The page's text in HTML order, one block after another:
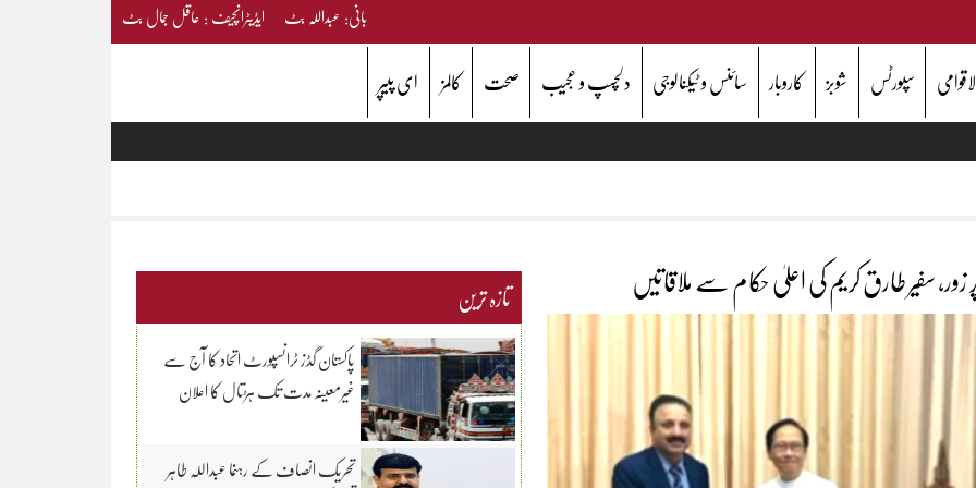
بانی: عبداللہ بٹ ایڈیٹرانچیف : عاقل جمال بٹ
سپورٹس شوبز کاروبار سائنس و ٹیکنالوجی دلچسپ و عجیب صحت کالمز ای پیپر
سفیر طارق کریم کی اعلیٰ حکام سے ملاقاتیں تازہ ترین
پاکستان گڈز ٹرانسپورٹ اتحاد کا آج سے
غیرمعینہ مدت تک ہڑتال کا اعلان
تحریک انصاف کے رہنما عبداللہ طاہر